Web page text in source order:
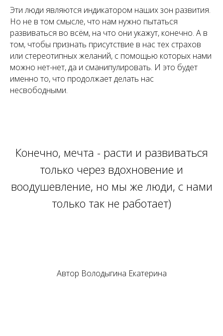
Эти люди являются индикатором наших зон развития.
Но не в том смысле, что нам нужно пытаться
развиваться во всём, на что они укажут, конечно. А в
том, чтобы признать присутствие в нас тех страхов
или стереотипных желаний, с помощью которых нами
можно нет-нет, да и сманипулировать. И это будет
именно то, что продолжает делать нас
несвободными.
Конечно, мечта - расти и развиваться
только через вдохновение и
воодушевление, но мы же люди, с нами
только так не работает)
Автор Володыгина Екатерина